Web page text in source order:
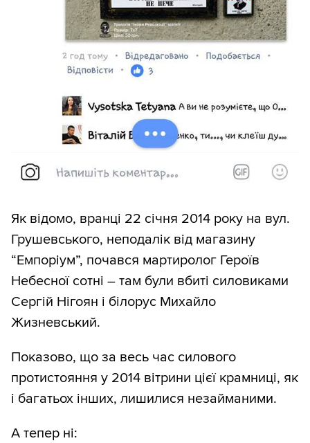
Як відомо, вранці 22 січня 2014 року на вул.
Грушевського, неподалік від магазину
“Емпоріум”, почався мартиролог Героїв
Небесної сотні – там були вбиті силовиками
Сергій Нігоян і білорус Михайло
Жизневський.
Показово, що за весь час силового
протистояння у 2014 вітрини цієї крамниці, як
і багатьох інших, лишилися незайманими.
А тепер ні: